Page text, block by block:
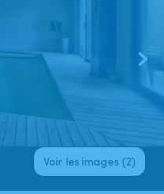
Voir les images (2)